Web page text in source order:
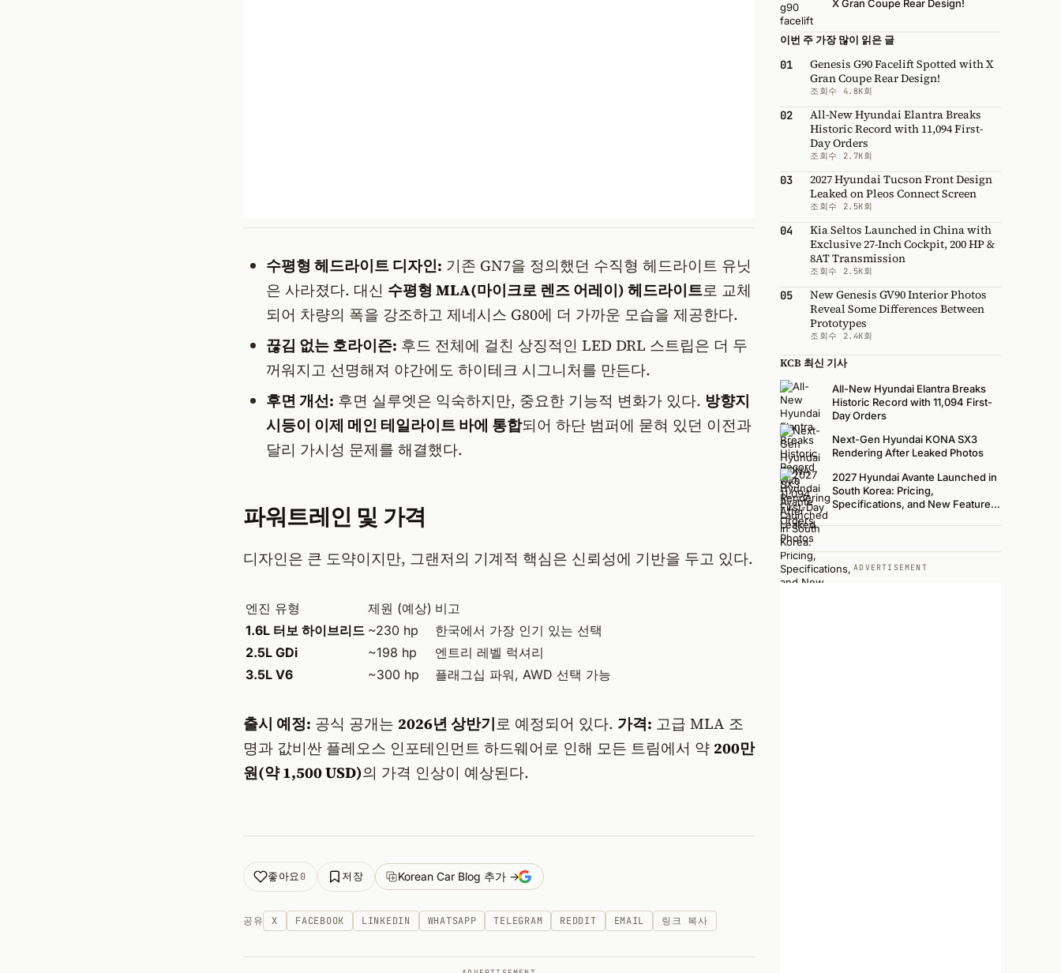
수평형 헤드라이트 디자인: 기존 GN7을 정의했던 수직형 헤드라이트 유닛
은 사라졌다. 대신 수평형 MLA(마이크로 렌즈 어레이) 헤드라이트로 교체
되어 차량의 폭을 강조하고 제네시스 G80에 더 가까운 모습을 제공한다.
끊김 없는 호라이즌: 후드 전체에 걸친 상징적인 LED DRL 스트립은 더 두
꺼워지고 선명해져 야간에도 하이테크 시그니처를 만든다.
후면 개선: 후면 실루엣은 익숙하지만, 중요한 기능적 변화가 있다. 방향지
시등이 이제 메인 테일라이트 바에 통합되어 하단 범퍼에 묻혀 있던 이전과
달리 가시성 문제를 해결했다.
파워트레인 및 가격
디자인은 큰 도약이지만, 그랜저의 기계적 핵심은 신뢰성에 기반을 두고 있다.
엔진 유형 제원 (예상) 비고
1.6L 터보 하이브리드 ~230 hp
한국에서 가장 인기 있는 선택
2.5L GDi
~198 hp
엔트리 레벨 럭셔리
3.5L V6
~300 hp 플래그십 파워, AWD 선택 가능
출시 예정: 공식 공개는 2026년 상반기로 예정되어 있다. 가격: 고급 MLA 조
명과 값비싼 플레오스 인포테인먼트 하드웨어로 인해 모든 트림에서 약 200만
원(약 1,500 USD)의 가격 인상이 예상된다.
좋아요0 저장 Korean Car Blog 추가 →
공유 X FACEBOOK LINKEDIN WHATSAPP TELEGRAM REDDIT EMAIL 링크 복사
X Gran Coupe Rear Design!
이번 주 가장 많이 읽은 글
01
Genesis G90 Facelift Spotted with X
Gran Coupe Rear Design!
조회수 4.8K회
02
All-New Hyundai Elantra Breaks
Historic Record with 11,094 First-
Day Orders
조회수 2.7K회
03
2027 Hyundai Tucson Front Design
Leaked on Pleos Connect Screen
조회수 2.5K회
04
Kia Seltos Launched in China with
Exclusive 27-Inch Cockpit, 200 HP &
8AT Transmission
조회수 2.5K회
05
New Genesis GV90 Interior Photos
Reveal Some Differences Between
Prototypes
조회수 2.4K회
KCB 최신 기사
All-New Hyundai Elantra Breaks
Historic Record with 11,094 First-
Day Orders
Next-Gen Hyundai KONA SX3
Rendering After Leaked Photos
2027 Hyundai Avante Launched in
South Korea: Pricing,
Specifications, and New Features
ADVERTISEMENT